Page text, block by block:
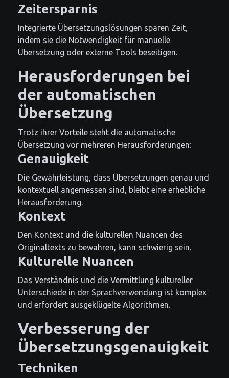
Zeitersparnis
Integrierte Übersetzungslösungen sparen Zeit,
indem sie die Notwendigkeit für manuelle
Übersetzung oder externe Tools beseitigen.
Herausforderungen bei
der automatischen
Übersetzung
Trotz ihrer Vorteile steht die automatische
Übersetzung vor mehreren Herausforderungen:
Genauigkeit
Die Gewährleistung, dass Übersetzungen genau und
kontextuell angemessen sind, bleibt eine erhebliche
Herausforderung.
Kontext
Den Kontext und die kulturellen Nuancen des
Originaltexts zu bewahren, kann schwierig sein.
Kulturelle Nuancen
Das Verständnis und die Vermittlung kultureller
Unterschiede in der Sprachverwendung ist komplex
und erfordert ausgeklügelte Algorithmen.
Verbesserung der
Übersetzungsgenauigkeit
Techniken